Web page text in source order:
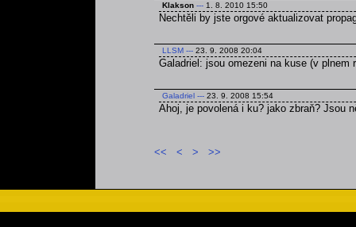
Klakson --- 1. 8. 2010 15:50
Nechtěli by jste orgové aktualizovat
LLSM --- 23. 9. 2008 20:04
Galadriel: jsou omezeni na kuse (v plnem
Galadriel --- 23. 9. 2008 15:54
Ahoj, je povolená i ku? jako zbraň? Jsou
<< < > >>